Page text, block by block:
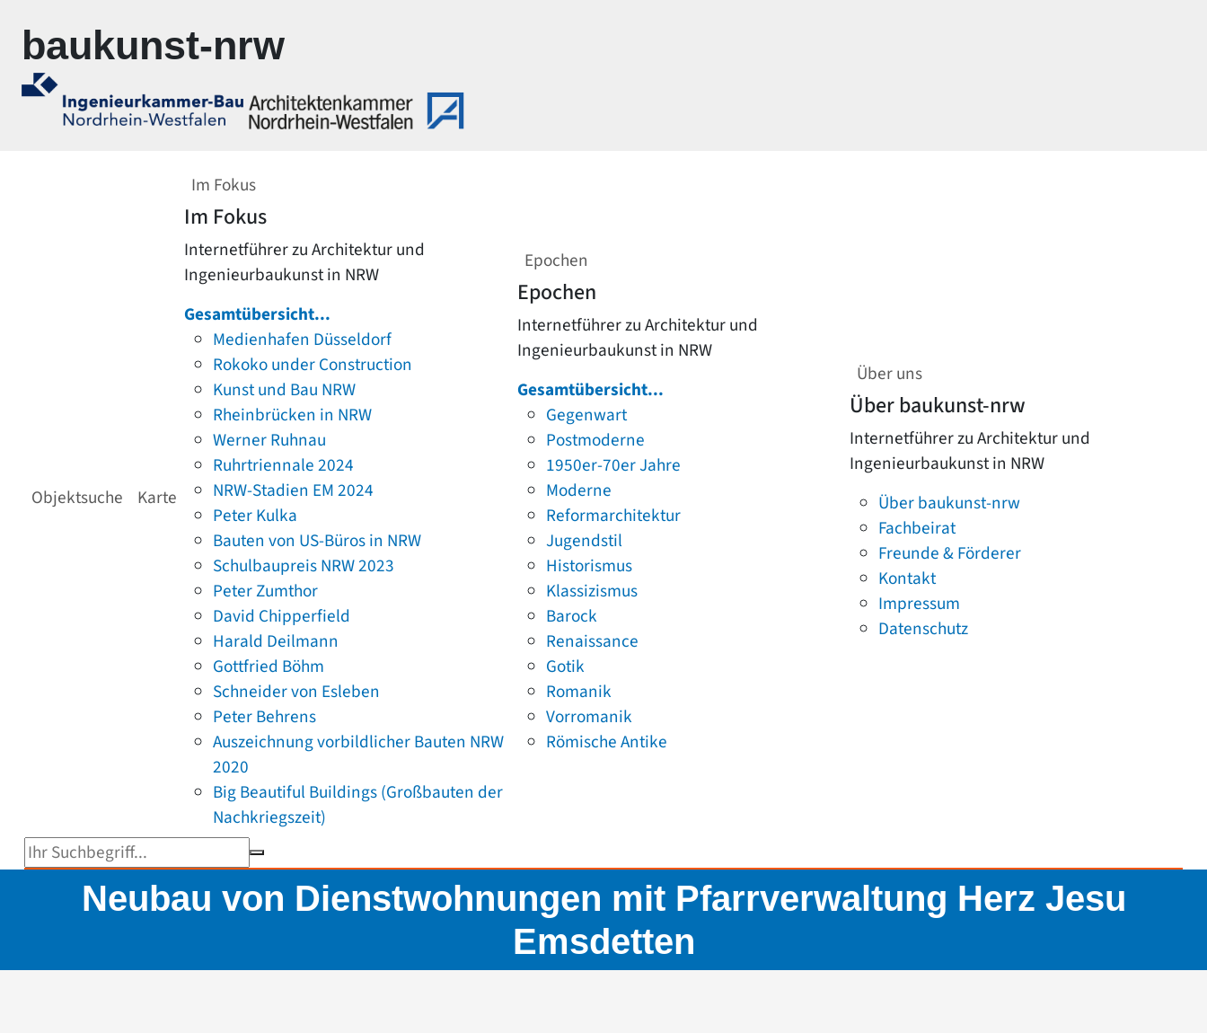
baukunst-nrw
Objektsuche Karte
Im Fokus
Im Fokus
Internetführer zu Architektur und
Ingenieurbaukunst in NRW
Gesamtübersicht...
Medienhafen Düsseldorf
Rokoko under Construction
Kunst und Bau NRW
Rheinbrücken in NRW
Werner Ruhnau
Ruhrtriennale 2024
NRW-Stadien EM 2024
Peter Kulka
Bauten von US-Büros in NRW
Schulbaupreis NRW 2023
Peter Zumthor
David Chipperfield
Harald Deilmann
Gottfried Böhm
Schneider von Esleben
Peter Behrens
Auszeichnung vorbildlicher Bauten NRW
2020
Big Beautiful Buildings (Großbauten der
Nachkriegszeit)
Epochen
Epochen
Internetführer zu Architektur und
Ingenieurbaukunst in NRW
Gesamtübersicht...
Gegenwart
Postmoderne
1950er-70er Jahre
Moderne
Reformarchitektur
Jugendstil
Historismus
Klassizismus
Barock
Renaissance
Gotik
Romanik
Vorromanik
Römische Antike
Über uns
Über baukunst-nrw
Internetführer zu Architektur und
Ingenieurbaukunst in NRW
Über baukunst-nrw
Fachbeirat
Freunde & Förderer
Kontakt
Impressum
Datenschutz
Suchbegriff eingeben
Neubau von Dienstwohnungen mit Pfarrverwaltung Herz Jesu
Emsdetten